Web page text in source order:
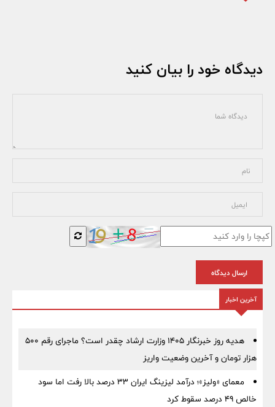
دیدگاه خود را بیان کنید
ارسال دیدگاه
آخرین اخبار
هدیه روز خبرنگار ۱۴۰۵ وزارت ارشاد چقدر است؟ ماجرای رقم ۵۰۰
هزار تومان و آخرین وضعیت واریز
معمای «ولیز»؛ درآمد لیزینگ ایران ۳۳ درصد بالا رفت اما سود
خالص ۴۹ درصد سقوط کرد